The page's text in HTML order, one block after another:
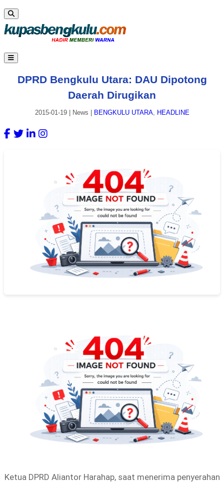
DPRD Bengkulu Utara: DAU Dipotong
Daerah Dirugikan
2015-01-19| News BENGKULU UTARA, HEADLINE
Ketua DPRD Aliantor Harahap, saat menerima penyerahan